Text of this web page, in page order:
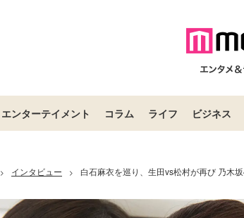
エンターテイメント コラム ライフ ビジネス
> インタビュー > 白石麻衣を巡り、生田vs松村が再び 乃木